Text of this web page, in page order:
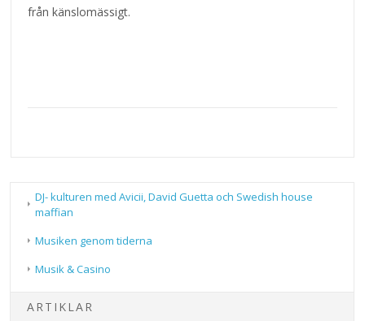
från känslomässigt.
DJ- kulturen med Avicii, David Guetta och Swedish house
maffian
Musiken genom tiderna
Musik & Casino
ARTIKLAR